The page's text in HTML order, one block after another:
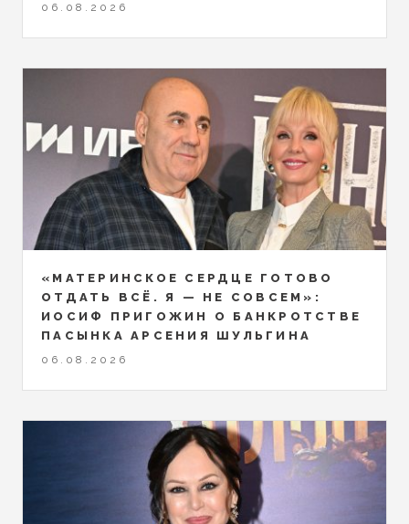
06.08.2026
«МАТЕРИНСКОЕ СЕРДЦЕ ГОТОВО
ОТДАТЬ ВСЁ. Я — НЕ СОВСЕМ»:
ИОСИФ ПРИГОЖИН О БАНКРОТСТВЕ
ПАСЫНКА АРСЕНИЯ ШУЛЬГИНА
06.08.2026